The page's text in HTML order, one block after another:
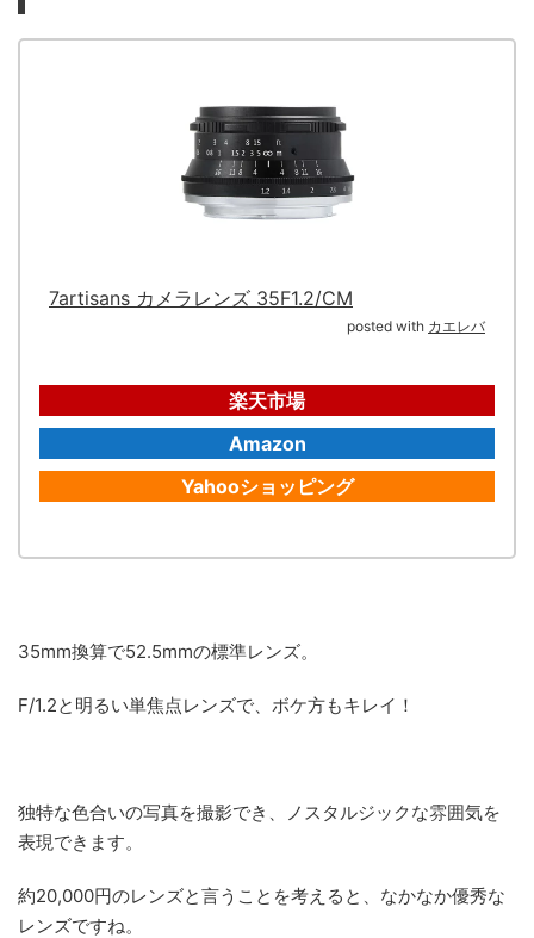
7artisans カメラレンズ 35F1.2/CM
posted with カエレバ
楽天市場
Amazon
Yahooショッピング
35mm換算で52.5mmの標準レンズ。
F/1.2と明るい単焦点レンズで、ボケ方もキレイ！
独特な色合いの写真を撮影でき、ノスタルジックな雰囲気を
表現できます。
約20,000円のレンズと言うことを考えると、なかなか優秀な
レンズですね。